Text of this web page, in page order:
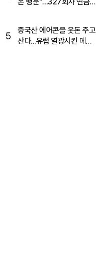
온 행운"…327회차 연금
5
중국산 에어콘을 웃돈 주고
산다...유럽 열광시킨 메이